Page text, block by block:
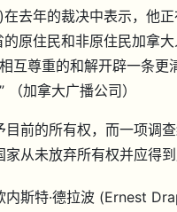
去年的裁决中表示，他
的原住民和非原住民加拿
互尊重的和解开辟一条更
（加拿大广播公司）
目前的所有权，而一项调
从未放弃所有权并应得到
内斯特·德拉波 (Ernest